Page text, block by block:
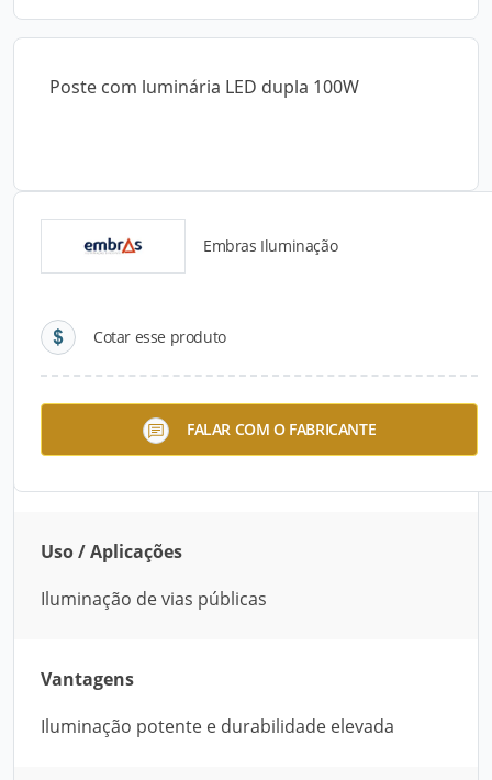
Poste com luminária LED dupla 100W
Embras Iluminação
Cotar esse produto
FALAR COM O FABRICANTE
Detalhes do produto
Descrição do Produto
Poste LED de alto desempenho para áreas
públicas, oferecendo potência luminosa e longa
Uso / Aplicações
Iluminação de vias públicas
Vantagens
Iluminação potente e durabilidade elevada